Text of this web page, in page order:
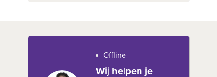
Offline
Wij helpen je